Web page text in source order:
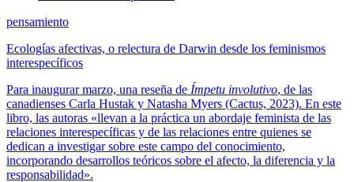
pensamiento
Ecologías afectivas, o relectura de Darwin desde los feminismos
interespecíficos
Para inaugurar marzo, una reseña de Ímpetu involutivo, de las
canadienses Carla Hustak y Natasha Myers (Cactus, 2023). En este
libro, las autoras «llevan a la práctica un abordaje feminista de las
relaciones interespecíficas y de las relaciones entre quienes se
dedican a investigar sobre este campo del conocimiento,
incorporando desarrollos teóricos sobre el afecto, la diferencia y la
responsabilidad».